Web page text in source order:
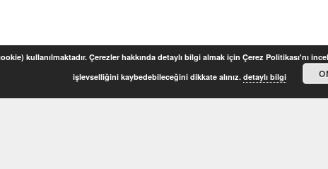
kullanılmaktadır. Çerezler hakkında detaylı bilgi almak için Çerez Politikası'nı
işlevselliğini kaybedebileceğini dikkate alınız. detaylı bilgi